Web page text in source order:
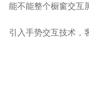
能不能整个橱窗交互
引入手势交互技术，